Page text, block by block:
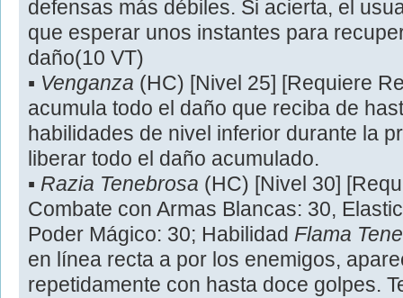
defensas más débiles. Si acierta, el
que esperar unos instantes para
daño(10 VT)
▪ Venganza (HC) [Nivel 25] [Requiere
acumula todo el daño que reciba de
habilidades de nivel inferior durante la
liberar todo el daño acumulado.
▪ Razia Tenebrosa (HC) [Nivel 30]
Combate con Armas Blancas: 30,
Poder Mágico: 30; Habilidad Flama
en línea recta a por los enemigos,
repetidamente con hasta doce golpes.